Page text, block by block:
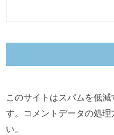
このサイトはスパムを低
す。
コメントデータの処
い。